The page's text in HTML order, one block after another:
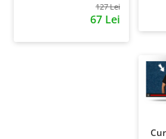
127 Lei
67 Lei